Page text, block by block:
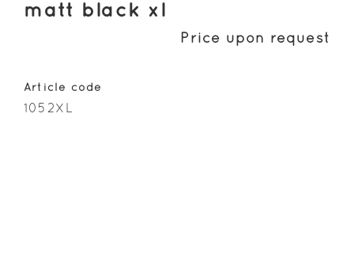
matt black xl
Price upon request
Article code
1052XL